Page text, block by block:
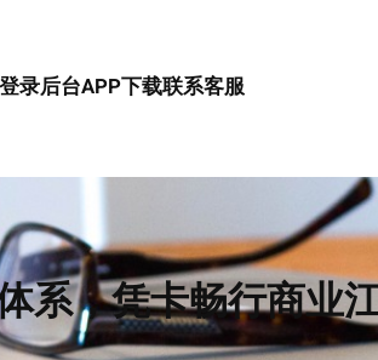
登录后台APP下载联系客服
系，凭卡畅行商业